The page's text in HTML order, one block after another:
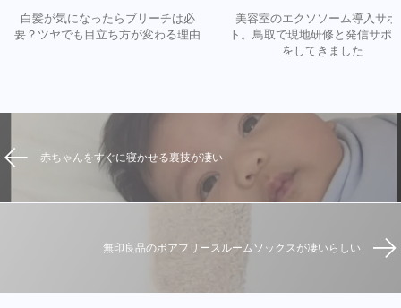
白髪が気になったらブリーチは必
要？ツヤでも目立ち方が変わる理由
美容室のエクソソーム導入サポ
ト。鳥取で現地研修と発信サポ
をしてきました
赤ちゃんをすぐに寝かせる裏技が凄い
無印良品のボアフリースルームソックスが凄いらしい